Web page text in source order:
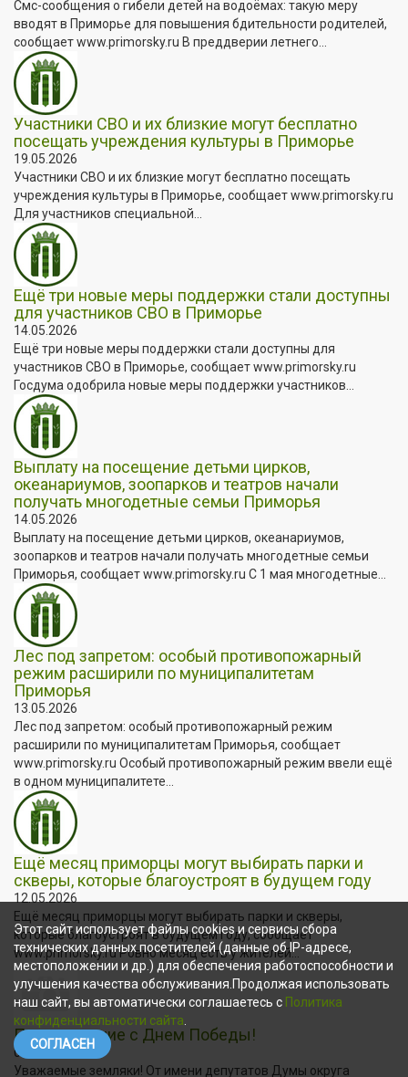
Смс-сообщения о гибели детей на водоёмах: такую меру
вводят в Приморье для повышения бдительности родителей,
сообщает www.primorsky.ru В преддверии летнего...
Участники СВО и их близкие могут бесплатно
посещать учреждения культуры в Приморье
19.05.2026
Участники СВО и их близкие могут бесплатно посещать
учреждения культуры в Приморье, сообщает www.primorsky.ru
Для участников специальной...
Ещё три новые меры поддержки стали доступны
для участников СВО в Приморье
14.05.2026
Ещё три новые меры поддержки стали доступны для
участников СВО в Приморье, сообщает www.primorsky.ru
Госдума одобрила новые меры поддержки участников...
Выплату на посещение детьми цирков,
океанариумов, зоопарков и театров начали
получать многодетные семьи Приморья
14.05.2026
Выплату на посещение детьми цирков, океанариумов,
зоопарков и театров начали получать многодетные семьи
Приморья, сообщает www.primorsky.ru С 1 мая многодетные...
Лес под запретом: особый противопожарный
режим расширили по муниципалитетам
Приморья
13.05.2026
Лес под запретом: особый противопожарный режим
расширили по муниципалитетам Приморья, сообщает
www.primorsky.ru Особый противопожарный режим ввели ещё
в одном муниципалитете...
Ещё месяц приморцы могут выбирать парки и
скверы, которые благоустроят в будущем году
12.05.2026
Ещё месяц приморцы могут выбирать парки и скверы,
которые благоустроят в будущем году, сообщает
www.primorsky.ru Ровно месяц есть у жителей...
Поздравление с Днем Победы!
07.05.2026
Уважаемые земляки! От имени депутатов Думы округа
Этот сайт использует файлы cookies и сервисы сбора
технических данных посетителей (данные об IP-адресе,
местоположении и др.) для обеспечения работоспособности и
улучшения качества обслуживания.Продолжая использовать
наш сайт, вы автоматически соглашаетесь с Политика
конфиденциальности сайта
СОГЛАСЕН